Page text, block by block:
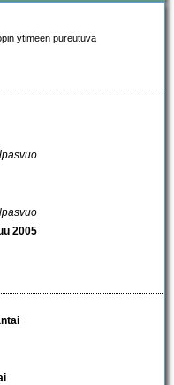
ytimeen pureutuva
2005